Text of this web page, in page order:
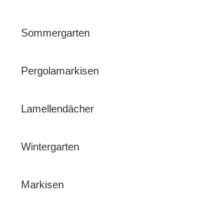
Sommergarten
Pergolamarkisen
Lamellendächer
Wintergarten
Markisen